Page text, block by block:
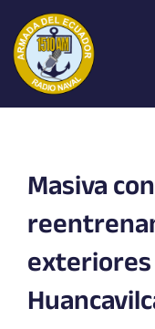
contenido
Masiva